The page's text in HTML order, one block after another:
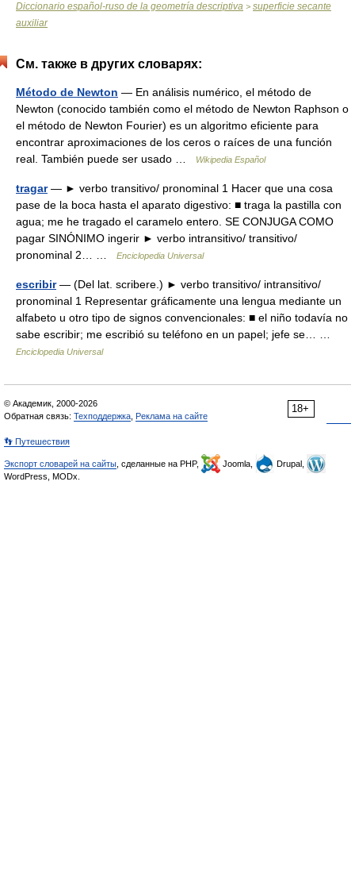
Diccionario español-ruso de la geometría descriptiva > superficie secante
auxiliar
См. также в других словарях:
Método de Newton — En análisis numérico, el método de
Newton (conocido también como el método de Newton Raphson o
el método de Newton Fourier) es un algoritmo eficiente para
encontrar aproximaciones de los ceros o raíces de una función
real. También puede ser usado …
Wikipedia Español
tragar— ► verbo transitivo/ pronominal 1 Hacer que una cosa
pase de la boca hasta el aparato digestivo: ■ traga la pastilla con
agua; me he tragado el caramelo entero. SE CONJUGA COMO
pagar SINÓNIMO ingerir ► verbo intransitivo/ transitivo/
pronominal 2… …
Enciclopedia Universal
escribir— (Del lat. scribere.) ► verbo transitivo/ intransitivo/
pronominal 1 Representar gráficamente una lengua mediante un
alfabeto u otro tipo de signos convencionales: ■ el niño todavía no
sabe escribir; me escribió su teléfono en un papel; jefe se… …
Enciclopedia Universal
18+
© Академик, 2000-2026
Обратная связь: Техподдержка Реклама на сайте
👣 Путешествия
Экспорт словарей на сайты , сделанные на PHP, Joomla,
Drupal,
WordPress, MODx.